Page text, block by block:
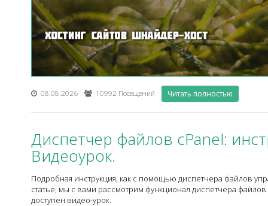
08.08.2026 10992 Посещений Читать полностью
Диспетчер файлов cPanel:
Видеоурок.
Подробная инструкция, как с помощью диспетчера файлов
статье, мы с вами рассмотрим функционал диспетчера
доступен видео-урок.